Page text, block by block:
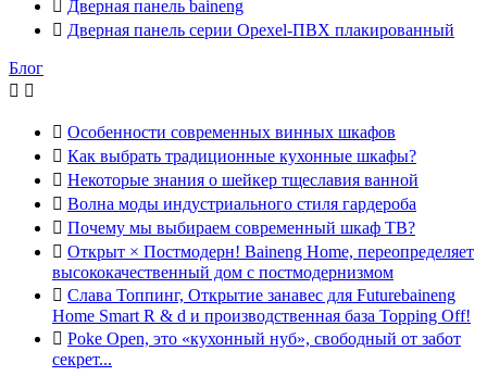
 Дверная панель baineng
 Дверная панель серии Opexel-ПВХ плакированный
Блог
 
 Особенности современных винных шкафов
 Как выбрать традиционные кухонные шкафы?
 Некоторые знания о шейкер тщеславия ванной
 Волна моды индустриального стиля гардероба
 Почему мы выбираем современный шкаф ТВ?
 Открыт × Постмодерн! Baineng Home, переопределяет
высококачественный дом с постмодернизмом
 Слава Топпинг, Открытие занавес для Futurebaineng
Home Smart R & d и производственная база Topping Off!
 Poke Open, это «кухонный нуб», свободный от забот
секрет...